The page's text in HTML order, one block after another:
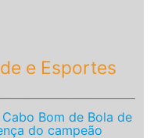
e Esportes
Bom de Bola de
do campeão